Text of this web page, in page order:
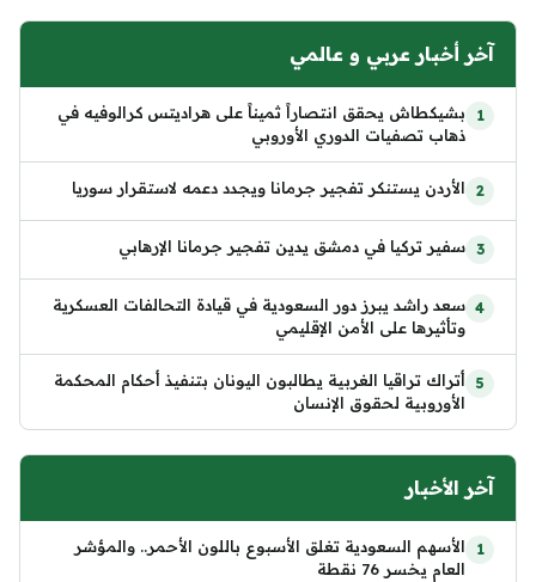
آخر أخبار عربي و عالمي
بشيكطاش يحقق انتصاراً ثميناً على هراديتس كرالوفيه في
ذهاب تصفيات الدوري الأوروبي
الأردن يستنكر تفجير جرمانا ويجدد دعمه لاستقرار سوريا
سفير تركيا في دمشق يدين تفجير جرمانا الإرهابي
سعد راشد يبرز دور السعودية في قيادة التحالفات العسكرية
وتأثيرها على الأمن الإقليمي
أتراك تراقيا الغربية يطالبون اليونان بتنفيذ أحكام المحكمة
الأوروبية لحقوق الإنسان
آخر الأخبار
الأسهم السعودية تغلق الأسبوع باللون الأحمر.. والمؤشر
العام يخسر 76 نقطة